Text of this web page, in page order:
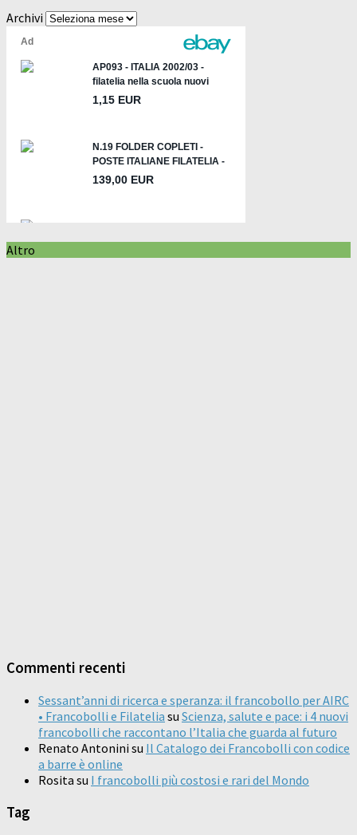
Archivi
Altro
Commenti recenti
Sessant’anni di ricerca e speranza: il francobollo per AIRC
• Francobolli e Filatelia su Scienza, salute e pace: i 4 nuovi
francobolli che raccontano l’Italia che guarda al futuro
Renato Antonini su Il Catalogo dei Francobolli con codice
a barre è online
Rosita su I francobolli più costosi e rari del Mondo
Tag